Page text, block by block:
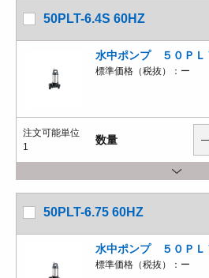
50PLT-6.4S 60HZ
水中ポンプ ５０ＰＬ
標準価格（税抜）： ー
注文可能単位
1
数量
50PLT-6.75 60HZ
水中ポンプ ５０ＰＬ
標準価格（税抜）： ー